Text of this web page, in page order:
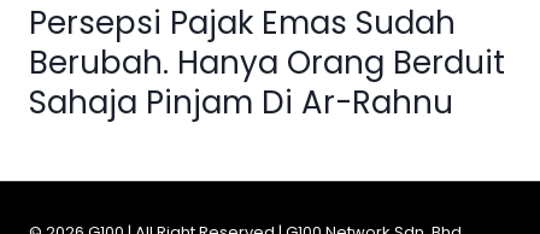
Persepsi Pajak Emas Sudah
Berubah. Hanya Orang Berduit
Sahaja Pinjam Di Ar-Rahnu